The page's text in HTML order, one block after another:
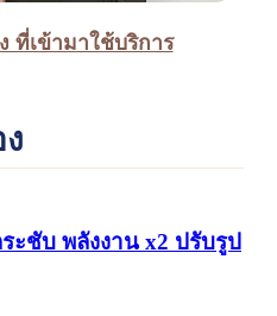
ที่เข้ามาใช้บริการ
ะชับ พลังงาน x2 ปรับรูป